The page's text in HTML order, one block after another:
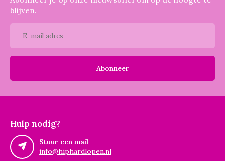
blijven.
Abonneer
Hulp nodig?
Stuur een mail
info@hiphardlopen.nl